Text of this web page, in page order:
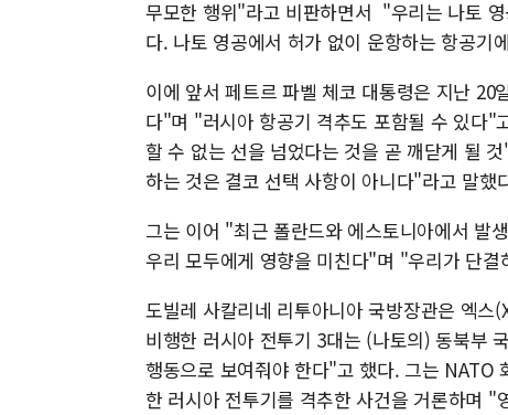
무모한 행위"라고 비판하면서 "우리는 나토
다. 나토 영공에서 허가 없이 운항하는 항공기
이에 앞서 페트르 파벨 체코 대통령은 지난
다"며 "러시아 항공기 격추도 포함될 수 있다"
할 수 없는 선을 넘었다는 것을 곧 깨닫게 될
하는 것은 결코 선택 사항이 아니다"라고 말했
그는 이어 "최근 폴란드와 에스토니아에서 발
우리 모두에게 영향을 미친다"며 "우리가 단
도빌레 사칼리네 리투아니아 국방장관은 엑스
비행한 러시아 전투기 3대는 (나토의) 동북부
행동으로 보여줘야 한다"고 했다. 그는 NATO
한 러시아 전투기를 격추한 사건을 거론하며